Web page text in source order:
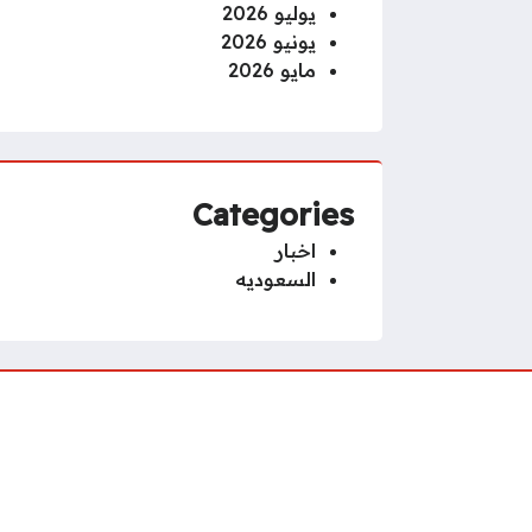
يوليو 2026
يونيو 2026
مايو 2026
Categories
اخبار
السعوديه